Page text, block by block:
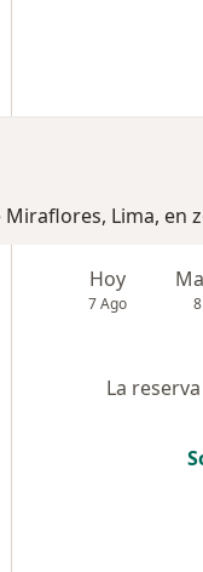
Lima, en
Hoy
7 Ago
La